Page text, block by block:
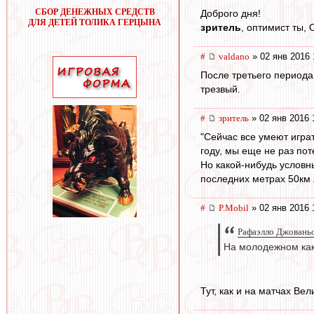
СБОР ДЕНЕЖНЫХ СРЕДСТВ
ДЛЯ ДЕТЕЙ ТОЛИКА ГЕРЦЫНА
Доброго дня!
зpитель, оптимист ты,
# valdano » 02 янв 2016
После третьего
трезвый.
# зpитель » 02 янв 2016
"Сейчас все умеют
году, мы еще не раз
Но какой-нибудь
последних метрах 50км
# P.Mobil » 02 янв 2016
Рафаэлло
На молодежном
Тут, как и на матчах